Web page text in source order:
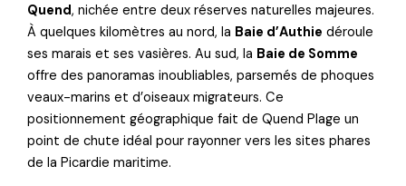
Quend, nichée entre deux réserves naturelles majeures.
À quelques kilomètres au nord, la Baie d’Authie déroule
ses marais et ses vasières. Au sud, la Baie de Somme
offre des panoramas inoubliables, parsemés de phoques
veaux-marins et d’oiseaux migrateurs. Ce
positionnement géographique fait de Quend Plage un
point de chute idéal pour rayonner vers les sites phares
de la Picardie maritime.